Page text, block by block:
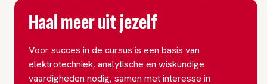
Haal meer uit jezelf
Voor succes in de cursus is een basis van
elektrotechniek, analytische en wiskundige
vaardigheden nodig, samen met interesse in